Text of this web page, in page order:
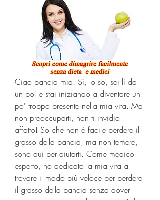
Ciao pancia mia! Sì, lo so, sei lì da
un po' e stai iniziando a diventare un
po' troppo presente nella mia vita. Ma
non preoccuparti, non ti invidio
affatto! So che non è facile perdere il
grasso della pancia, ma non temere,
sono qui per aiutarti. Come medico
esperto, ho dedicato la mia vita a
trovare il modo più veloce per perdere
il grasso della pancia senza dover